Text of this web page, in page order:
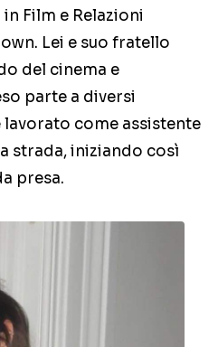
Film e Relazioni
Lei e suo fratello
del cinema e
parte a diversi
lavorato come assistente
strada, iniziando così
presa.